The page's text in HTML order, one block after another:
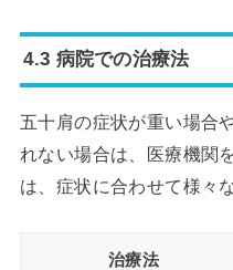
4.3 病院での治療法
五十肩の症状が重い場合
れない場合は、医療機関
は、症状に合わせて様々
治療法